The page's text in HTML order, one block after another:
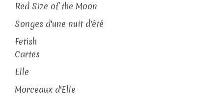
Red Size of the Moon
Songes d'une nuit d'été
Fetish
Cartes
Elle
Morceaux d'Elle